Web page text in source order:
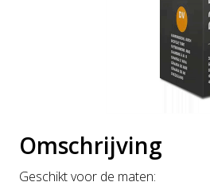
Omschrijving
Geschikt voor de maten: